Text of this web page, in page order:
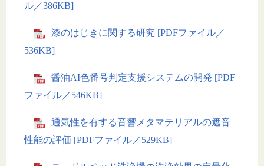
ル／386KB]
漆のはじきに関する研究 [PDFファイル／
536KB]
醤油AI色番号判定支援システムの開発 [PDF
ファイル／546KB]
通気性を有する音響メタマテリアルの遮音
性能の評価 [PDFファイル／529KB]